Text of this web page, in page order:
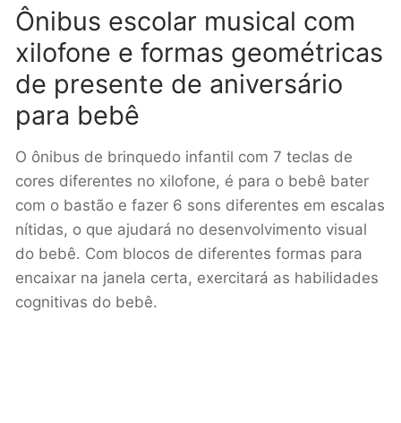
Ônibus escolar musical com
xilofone e formas geométricas
de presente de aniversário
para bebê
O ônibus de brinquedo infantil com 7 teclas de
cores diferentes no xilofone, é para o bebê bater
com o bastão e fazer 6 sons diferentes em escalas
nítidas, o que ajudará no desenvolvimento visual
do bebê. Com blocos de diferentes formas para
encaixar na janela certa, exercitará as habilidades
cognitivas do bebê.